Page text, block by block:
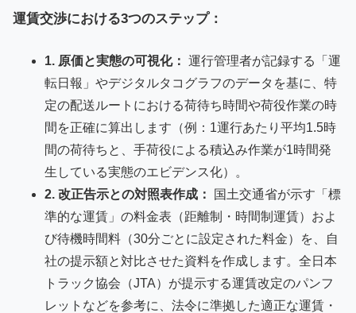
運賃交渉における3つのステップ：
1. 原価と実態の可視化： 運行管理者が記録する「運
転日報」やデジタルタコグラフのデータを基に、特
定の配送ルートにおける荷待ち時間や荷役作業の時
間を正確に算出します（例：1運行あたり平均1.5時
間の荷待ちと、手荷役による積込み作業が1時間発
生している実態のエビデンス化）。
2. 改正告示との対照表作成：
国土交通省が示す「標
準的な運賃」の料金表（距離制・時間制運賃）およ
び待機時間料（30分ごとに設定された料金）を、自
社の提示額と対比させた資料を作成します。全日本
トラック協会（JTA）が提示する運賃改定のパンフ
レットなどを参考に、法令に準拠した適正な運賃・